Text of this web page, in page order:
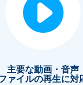
主要な動画・音声
ァイルの再生に対